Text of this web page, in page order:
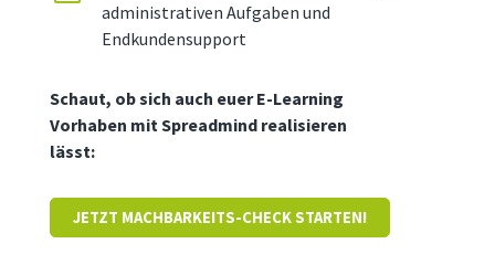
administrativen Aufgaben und
Endkundensupport
Schaut, ob sich auch euer E-Learning
Vorhaben mit Spreadmind realisieren
lässt:
JETZT MACHBARKEITS-CHECK STARTEN!